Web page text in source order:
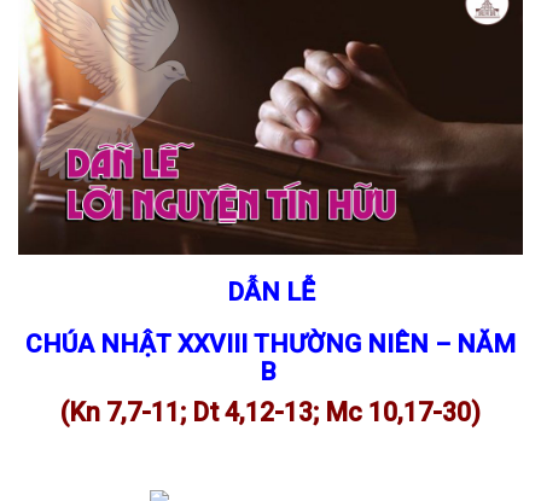
DẪN LỄ
CHÚA NHẬT XXVIII THƯỜNG NIÊN – NĂM
B
(Kn 7,7-11; Dt 4,12-13; Mc 10,17-30)